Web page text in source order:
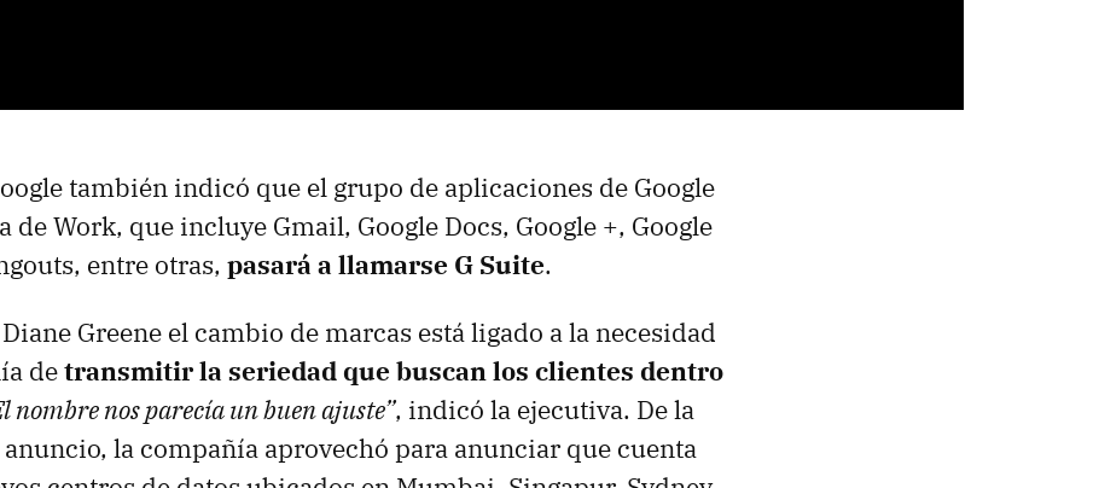
también indicó que el grupo de aplicaciones de Google
de Work, que incluye Gmail, Google Docs, Google +, Google
entre otras, pasará a llamarse G Suite.
Greene el cambio de marcas está ligado a la necesidad
detransmitir la seriedad que buscan los clientes dentro
nombre nos parecía un buen ajuste”, indicó la ejecutiva. De la
anuncio, la compañía aprovechó para anunciar que cuenta